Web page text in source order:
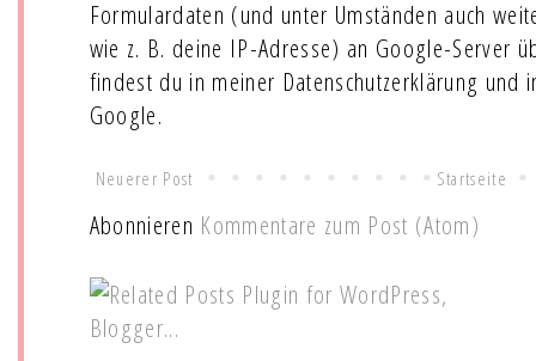
Formulardaten (und unter Umständen auch
wie z. B. deine IP-Adresse) an Google-Server
findest du in meiner Datenschutzerklärung und
Google.
Neuerer Post Startseite
Abonnieren Kommentare zum Post (Atom)